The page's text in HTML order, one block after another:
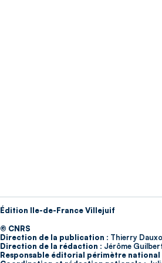
Édition Ile-de-France Villejuif
© CNRS
Direction de la publication : Thierry
Direction de la rédaction : Jérôme
Responsable éditorial périmètre national